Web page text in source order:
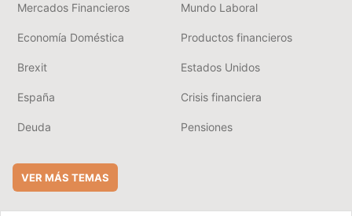
Mercados Financieros Mundo Laboral
Economía Doméstica Productos financieros
Brexit Estados Unidos
España Crisis financiera
Deuda Pensiones
VER MÁS TEMAS